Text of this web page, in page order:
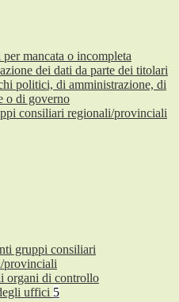
per mancata o incompleta
dei dati da parte dei titolari
politici, di amministrazione, di
o di governo
consiliari regionali/provinciali
gruppi consiliari
provinciali
organi di controllo
uffici 5